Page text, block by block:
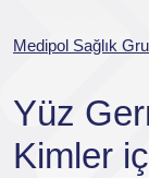
Medipol Sağlık
Yüz
Kimler